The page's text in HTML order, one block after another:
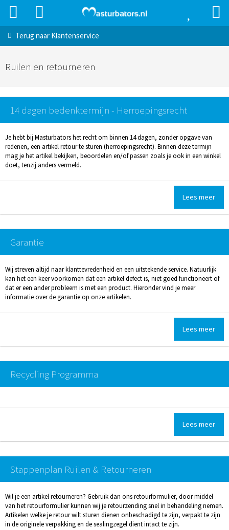
Terug naar Klantenservice
Ruilen en retourneren
14 dagen bedenktermijn - Herroepingsrecht
Je hebt bij Masturbators het recht om binnen 14 dagen, zonder opgave van
redenen, een artikel retour te sturen (herroepingsrecht). Binnen deze termijn
mag je het artikel bekijken, beoordelen en/of passen zoals je ook in een winkel
doet, tenzij anders vermeld.
Lees meer
Garantie
Wij streven altijd naar klanttevredenheid en een uitstekende service. Natuurlijk
kan het een keer voorkomen dat een artikel defect is, niet goed functioneert of
dat er een ander probleem is met een product. Hieronder vind je meer
informatie over de garantie op onze artikelen.
Lees meer
Recycling Programma
Lees meer
Stappenplan Ruilen & Retourneren
Wil je een artikel retourneren? Gebruik dan ons retourformulier, door middel
van het retourformulier kunnen wij je retourzending snel in behandeling nemen.
Artikelen welke je retour wilt sturen dienen onbeschadigd te zijn, verpakt te zijn
in de originele verpakking en de sealingzegel dient intact te zijn.